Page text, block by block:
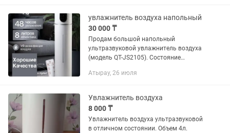
увлажнитель воздуха напольный
30 000 ₸
Продам большой напольный
ультразвуковой увлажнитель воздуха
(модель QT-JS2105). Состояние
совсем мало и очень бережно, никаких
Атырау, 26 июля
Увлажнитель воздуха
8 000 ₸
Увлажнитель воздуха ультразвуковой
в отличном состоянии. Объем 4л.